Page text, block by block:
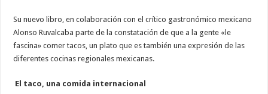
Su nuevo libro, en colaboración con el crítico gastronómico mexicano
Alonso Ruvalcaba parte de la constatación de que a la gente «le
fascina» comer tacos, un plato que es también una expresión de las
diferentes cocinas regionales mexicanas.
El taco, una comida internacional